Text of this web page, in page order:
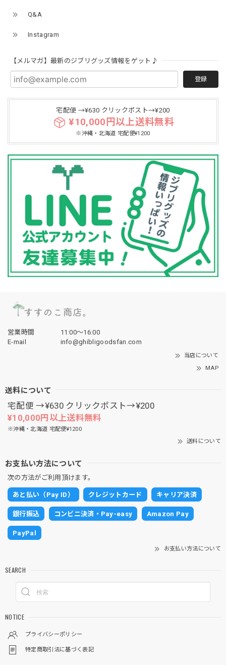
Q&A
Instagram
【メルマガ】最新のジブリグッズ情報をゲット♪
登録
宅配便 →¥630 クリックポスト→¥200
¥10,000円以上送料無料
※沖縄・北海道 宅配便¥1200
営業時間
11:00〜16:00
E-mail
info@ghibligoodsfan.com
当店について
MAP
送料について
宅配便 →¥630 クリックポスト→¥200
¥10,000円以上送料無料
※沖縄・北海道 宅配便¥1200
送料について
お支払い方法について
次の方法がご利用頂けます。
あと払い（Pay ID） クレジットカード キャリア決済
銀行振込 コンビニ決済・Pay-easy Amazon Pay
PayPal
お支払い方法について
SEARCH
NOTICE
プライバシーポリシー
特定商取引法に基づく表記